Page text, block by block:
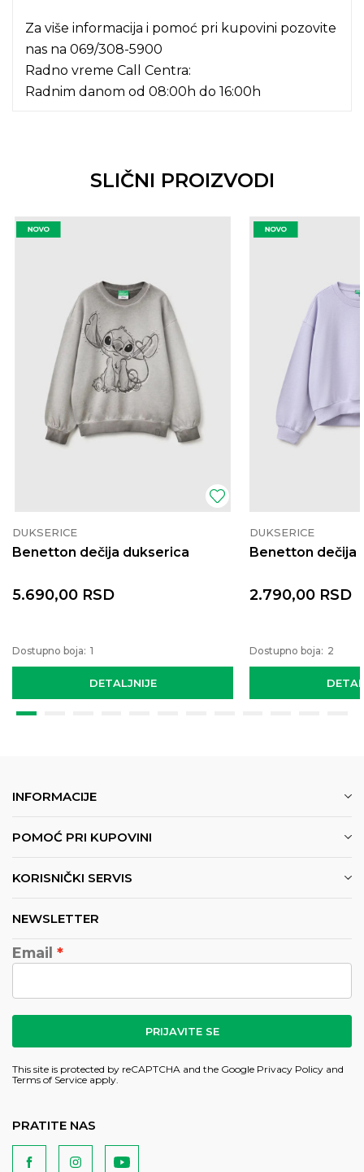
Za više informacija i pomoć pri kupovini pozovite
nas na 069/308-5900
Radno vreme Call Centra:
Radnim danom od 08:00h do 16:00h
SLIČNI PROIZVODI
DUKSERICE
Benetton dečija dukserica
DETALJNIJE
5.690,00 RSD
Dostupno boja: 1
DUKSERICE
Benetton dečija
2.790,00 RSD
Dostupno boja: 2
INFORMACIJE
POMOĆ PRI KUPOVINI
KORISNIČKI SERVIS
NEWSLETTER
Email
PRIJAVITE SE
This site is protected by reCAPTCHA and the Google Privacy Policy and
Terms of Service apply.
PRATITE NAS